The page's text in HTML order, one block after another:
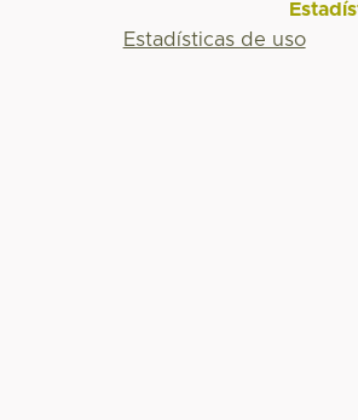
Estadísticas de uso